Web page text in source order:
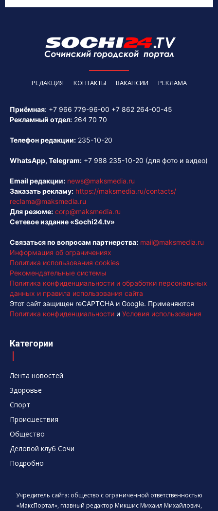
РЕДАКЦИЯ КОНТАКТЫ ВАКАНСИИ РЕКЛАМА
Приёмная: +7 966 779-96-00 +7 862 264-00-45
Рекламный отдел: 264 70 70
Телефон редакции: 235-10-20
WhatsApp, Telegram: +7 988 235-10-20 (для фото и видео)
Email редакции: news@maksmedia.ru
Заказать рекламу: https://maksmedia.ru/contacts/
reclama@maksmedia.ru
Для резюме: corp@maksmedia.ru
Сетевое издание «Sochi24.tv»
Связаться по вопросам партнерства: mail@maksmedia.ru
Информация об ограничениях
Политика использования cookies
Рекомендательные системы
Политика конфиденциальности и обработки персональных
данных и правила использования сайта
Этот сайт защищен reCAPTCHA и Google. Применяются
Политика конфиденциальности и Условия использования
Категории
Лента новостей
Здоровье
Спорт
Происшествия
Общество
Деловой клуб Сочи
Подробно
Учредитель сайта: общество с ограниченной ответственностью
«МаксПортал», главный редактор Микшис Михаил Михайлович,